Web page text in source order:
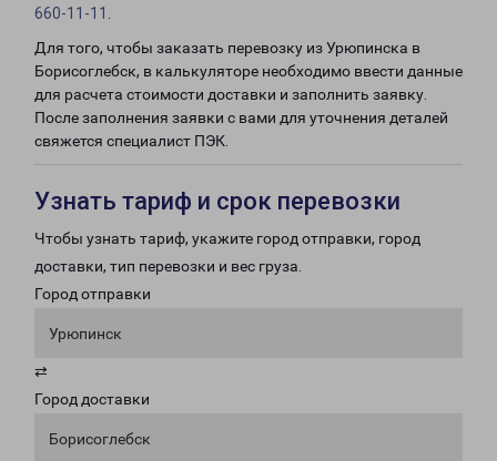
660-11-11
Для того, чтобы заказать перевозку из Урюпинска в
Борисоглебск, в калькуляторе необходимо ввести данные
для расчета стоимости доставки и заполнить заявку.
После заполнения заявки с вами для уточнения деталей
свяжется специалист ПЭК.
Узнать тариф и срок перевозки
Чтобы узнать тариф, укажите город отправки, город
доставки, тип перевозки и вес груза.
Город отправки
Урюпинск
⇄
Город доставки
Борисоглебск